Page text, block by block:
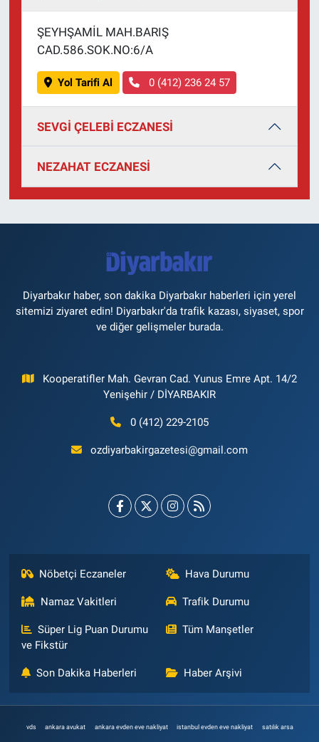
ŞEYHŞAMİL MAH.BARIŞ
CAD.586.SOK.NO:6/A
Yol Tarifi Al 0 (412) 236 24 57
SEVGİ ÇELEBİ ECZANESİ
NEZAHAT ECZANESİ
Diyarbakır haber, son dakika Diyarbakır haberleri için yerel
sitemizi ziyaret edin! Diyarbakır'da trafik kazası, siyaset, spor
ve diğer gelişmeler burada.
Kooperatifler Mah. Gevran Cad. Yunus Emre Apt. 14/2
Yenişehir / DİYARBAKIR
0 (412) 229-2105
ozdiyarbakirgazetesi@gmail.com
Nöbetçi Eczaneler Hava Durumu
Namaz Vakitleri Trafik Durumu
Süper Lig Puan Durumu
ve Fikstür
Tüm Manşetler
Son Dakika Haberleri Haber Arşivi
vds ankara avukat ankara evden eve nakliyat istanbul evden eve nakliyat satılık arsa